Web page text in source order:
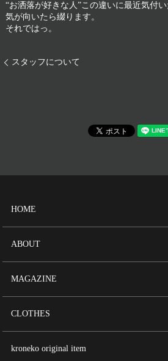
“お洒落が好きな人”この違いに最近気付い
気が向いたら綴ります。
それではっ。
スタッフについて
HOME
ABOUT
MAGAZINE
CLOTHES
kroneko original item